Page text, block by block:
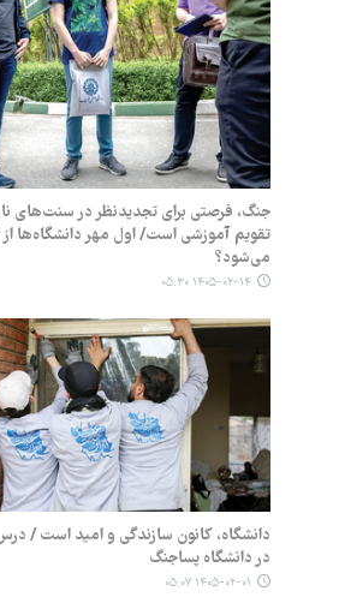
جنگ، فرصتی برای تجدیدنظر در سنت‌های
تقویم آموزشی است/ اول مهر دانشگاه‌ها
می‌شود؟
۱۴۰۵-۰۲-۱۴ ۰۵:۳۰
دانشگاه، کانون سازندگی و امید است /
در دانشگاه پساجنگ
۱۴۰۵-۰۲-۰۱ ۰۵:۰۷